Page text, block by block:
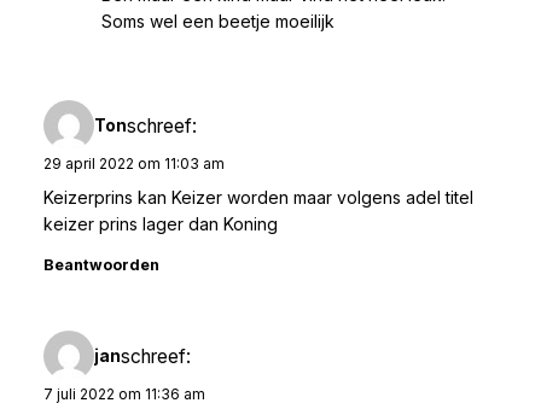
Soms wel een beetje moeilijk
Tonschreef:
29 april 2022 om 11:03 am
Keizerprins kan Keizer worden maar volgens adel titel
keizer prins lager dan Koning
Beantwoorden
janschreef:
7 juli 2022 om 11:36 am